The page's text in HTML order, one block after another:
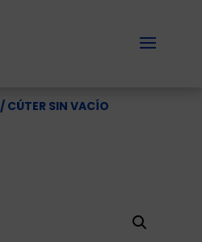
/ CÚTER SIN VACÍO